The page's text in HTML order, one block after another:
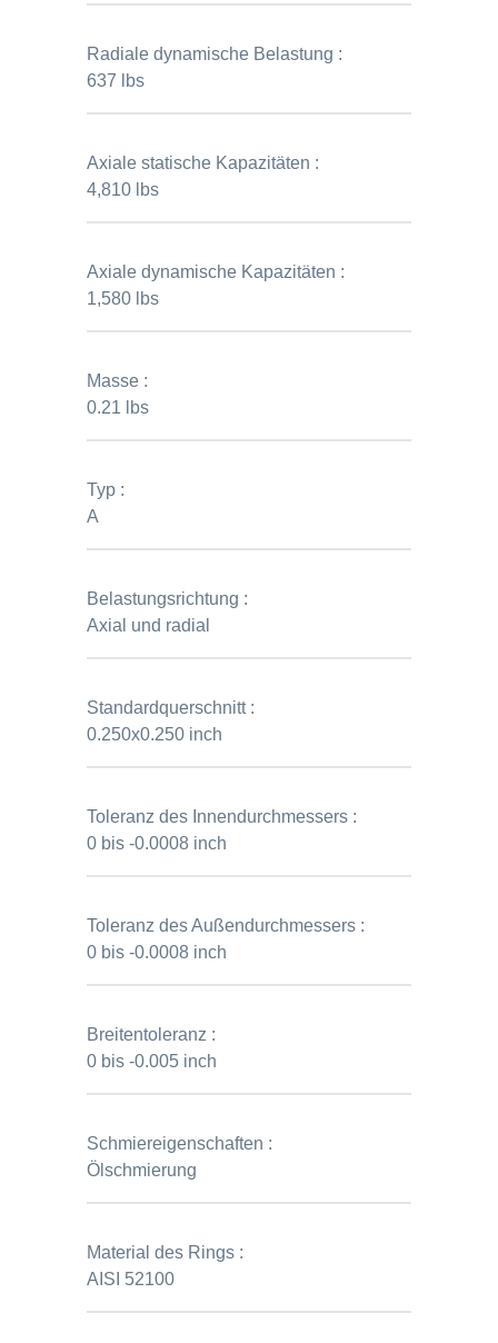
Radiale dynamische Belastung :
637 lbs
Axiale statische Kapazitäten :
4,810 lbs
Axiale dynamische Kapazitäten :
1,580 lbs
Masse :
0.21 lbs
Typ :
A
Belastungsrichtung :
Axial und radial
Standardquerschnitt :
0.250x0.250 inch
Toleranz des Innendurchmessers :
0 bis -0.0008 inch
Toleranz des Außendurchmessers :
0 bis -0.0008 inch
Breitentoleranz :
0 bis -0.005 inch
Schmiereigenschaften :
Ölschmierung
Material des Rings :
AISI 52100